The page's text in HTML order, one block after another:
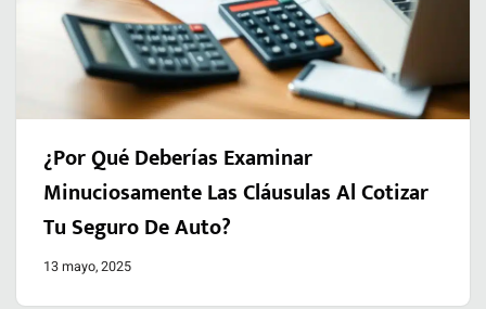
¿Por Qué Deberías Examinar
Minuciosamente Las Cláusulas Al Cotizar
Tu Seguro De Auto?
13 mayo, 2025